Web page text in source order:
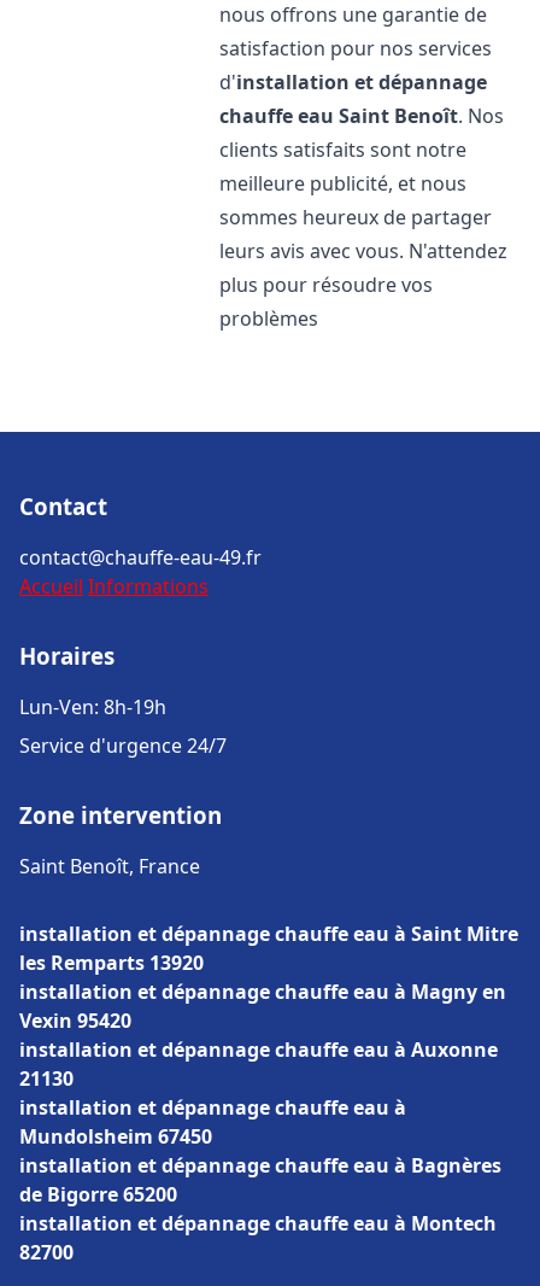
nous offrons une garantie de
satisfaction pour nos services
d'installation et dépannage
chauffe eau Saint Benoît. Nos
clients satisfaits sont notre
meilleure publicité, et nous
sommes heureux de partager
leurs avis avec vous. N'attendez
plus pour résoudre vos
problèmes
Contact
contact@chauffe-eau-49.fr
Accueil Informations
Horaires
Lun-Ven: 8h-19h
Service d'urgence 24/7
Zone intervention
Saint Benoît, France
installation et dépannage chauffe eau à Saint Mitre
les Remparts 13920
installation et dépannage chauffe eau à Magny en
Vexin 95420
installation et dépannage chauffe eau à Auxonne
21130
installation et dépannage chauffe eau à
Mundolsheim 67450
installation et dépannage chauffe eau à Bagnères
de Bigorre 65200
installation et dépannage chauffe eau à Montech
82700